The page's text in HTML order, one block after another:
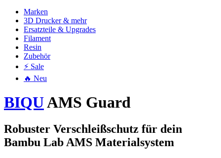
Marken
3D Drucker & mehr
Ersatzteile & Upgrades
Filament
Resin
Zubehör
⚡ Sale
🔥 Neu
BIQUAMS Guard
Robuster Verschleißschutz für dein
Bambu Lab AMS Materialsystem